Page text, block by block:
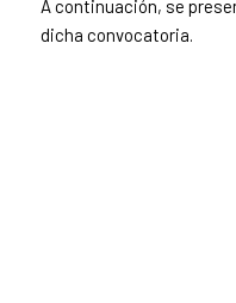
A continuación, se
dicha convocatoria.